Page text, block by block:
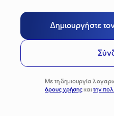
Δημιουργήστε
Με τη δημιουργία
όρους χρήσηςκαιτην